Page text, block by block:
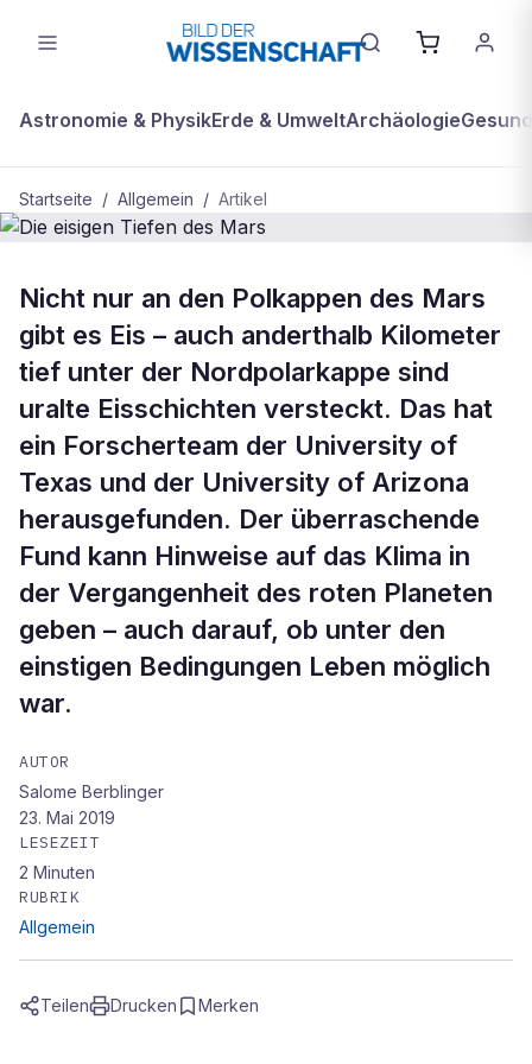
Astronomie & PhysikErde & UmweltArchäologie
Startseite / Allgemein / Artikel
Die eisigen Tiefen des Mars
Nicht nur an den Polkappen des Mars
gibt es Eis – auch anderthalb Kilometer
tief unter der Nordpolarkappe sind
uralte Eisschichten versteckt. Das hat
ein Forscherteam der University of
Texas und der University of Arizona
herausgefunden. Der überraschende
Fund kann Hinweise auf das Klima in
der Vergangenheit des roten Planeten
geben – auch darauf, ob unter den
einstigen Bedingungen Leben möglich
war.
AUTOR
Salome Berblinger
23. Mai 2019
LESEZEIT
2 Minuten
RUBRIK
Allgemein
Teilen Drucken Merken